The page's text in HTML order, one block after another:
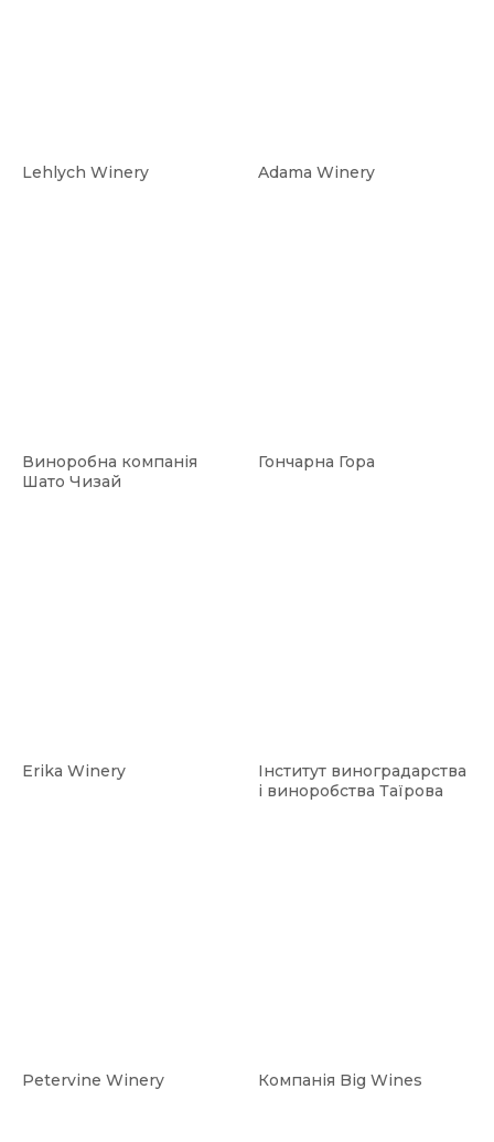
Lehlych Winery Adama Winery
Виноробна компанія
Шато Чизай
Гончарна Гора
Erika Winery
Інститут виноградарства
і виноробства Таїрова
Petervine Winery Компанія Big Wines